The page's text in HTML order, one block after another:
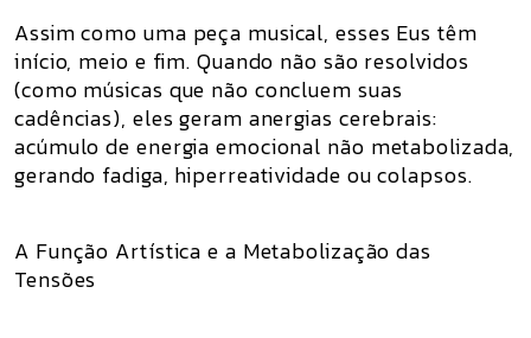
Assim como uma peça musical, esses Eus têm
início, meio e fim. Quando não são resolvidos
(como músicas que não concluem suas
cadências), eles geram anergias cerebrais:
acúmulo de energia emocional não metabolizada,
gerando fadiga, hiperreatividade ou colapsos.
A Função Artística e a Metabolização das
Tensões